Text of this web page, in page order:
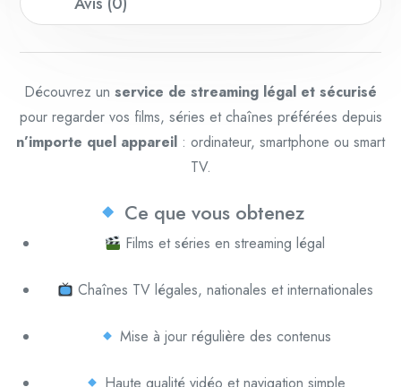
Découvrez un service de streaming légal et sécurisé
pour regarder vos films, séries et chaînes préférées depuis
n’importe quel appareil : ordinateur, smartphone ou smart
TV.
Ce que vous obtenez
Films et séries en streaming légal
Chaînes TV légales, nationales et internationales
Mise à jour régulière des contenus